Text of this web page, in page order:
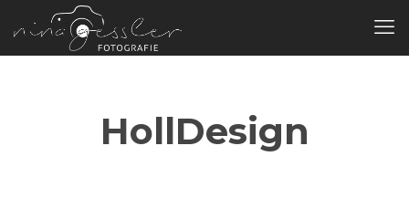
HollDesign